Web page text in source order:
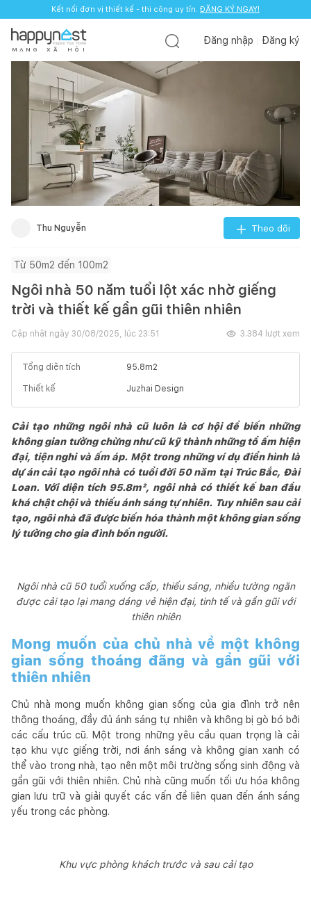
Kết nối đơn vị thiết kế - thi công uy tín. ĐĂNG KÝ NGAY!
M Ạ N G X Ã H Ộ I
Đăng nhập Đăng ký
Thu Nguyễn Theo dõi
Từ 50m2 đến 100m2
Ngôi nhà 50 năm tuổi lột xác nhờ giếng
trời và thiết kế gần gũi thiên nhiên
Cập nhật ngày 30/08/2025, lúc 23:51 3.384 lượt xem
Tổng diện tích 95.8m2
Thiết kế Juzhai Design
Cải tạo những ngôi nhà cũ luôn là cơ hội để biến những
không gian tưởng chừng như cũ kỹ thành những tổ ấm hiện
đại, tiện nghi và ấm áp. Một trong những ví dụ điển hình là
dự án cải tạo ngôi nhà có tuổi đời 50 năm tại Trúc Bắc, Đài
Loan. Với diện tích 95.8m², ngôi nhà có thiết kế ban đầu
khá chật chội và thiếu ánh sáng tự nhiên. Tuy nhiên sau cải
tạo, ngôi nhà đã được biến hóa thành một không gian sống
lý tưởng cho gia đình bốn người.
Ngôi nhà cũ 50 tuổi xuống cấp, thiếu sáng, nhiều tường ngăn
được cải tạo lại mang dáng vẻ hiện đại, tinh tế và gần gũi với
thiên nhiên
Mong muốn của chủ nhà về một không
gian sống thoáng đãng và gần gũi với
thiên nhiên
Chủ nhà mong muốn không gian sống của gia đình trở nên
thông thoáng, đầy đủ ánh sáng tự nhiên và không bị gò bó bởi
các cấu trúc cũ. Một trong những yêu cầu quan trọng là cải
tạo khu vực giếng trời, nơi ánh sáng và không gian xanh có
thể vào trong nhà, tạo nên một môi trường sống sinh động và
gần gũi với thiên nhiên. Chủ nhà cũng muốn tối ưu hóa không
gian lưu trữ và giải quyết các vấn đề liên quan đến ánh sáng
yếu trong các phòng.
Khu vực phòng khách trước và sau cải tạo